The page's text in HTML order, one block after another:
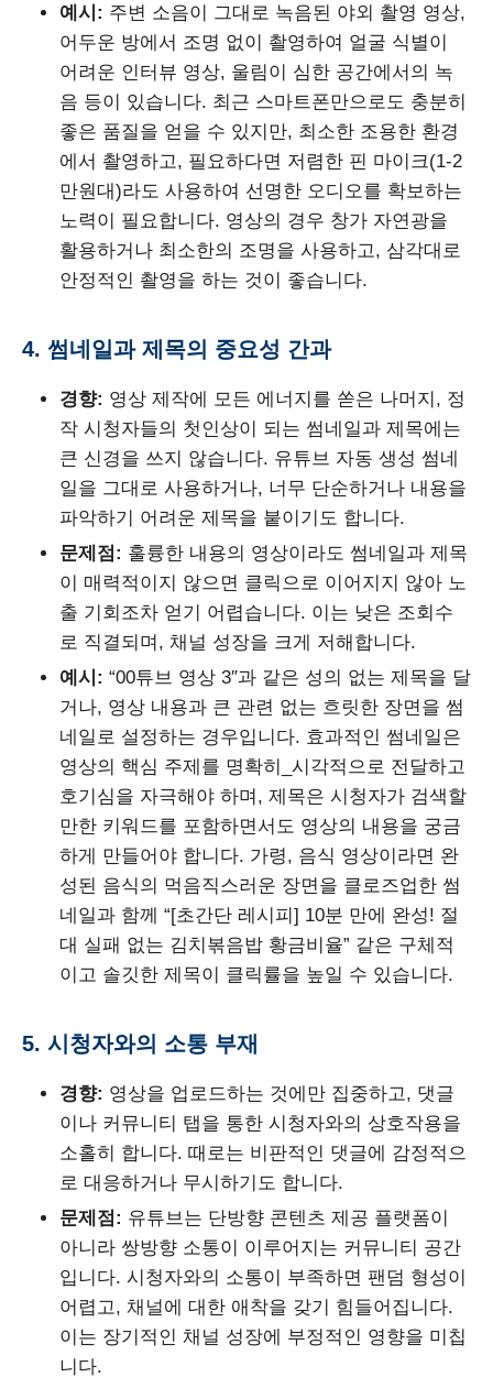
예시: 주변 소음이 그대로 녹음된 야외 촬영 영상,
어두운 방에서 조명 없이 촬영하여 얼굴 식별이
어려운 인터뷰 영상, 울림이 심한 공간에서의 녹
음 등이 있습니다. 최근 스마트폰만으로도 충분히
좋은 품질을 얻을 수 있지만, 최소한 조용한 환경
에서 촬영하고, 필요하다면 저렴한 핀 마이크(1-2
만원대)라도 사용하여 선명한 오디오를 확보하는
노력이 필요합니다. 영상의 경우 창가 자연광을
활용하거나 최소한의 조명을 사용하고, 삼각대로
안정적인 촬영을 하는 것이 좋습니다.
4. 썸네일과 제목의 중요성 간과
경향: 영상 제작에 모든 에너지를 쏟은 나머지, 정
작 시청자들의 첫인상이 되는 썸네일과 제목에는
큰 신경을 쓰지 않습니다. 유튜브 자동 생성 썸네
일을 그대로 사용하거나, 너무 단순하거나 내용을
파악하기 어려운 제목을 붙이기도 합니다.
문제점: 훌륭한 내용의 영상이라도 썸네일과 제목
이 매력적이지 않으면 클릭으로 이어지지 않아 노
출 기회조차 얻기 어렵습니다. 이는 낮은 조회수
로 직결되며, 채널 성장을 크게 저해합니다.
예시: “00튜브 영상 3″과 같은 성의 없는 제목을 달
거나, 영상 내용과 큰 관련 없는 흐릿한 장면을 썸
네일로 설정하는 경우입니다. 효과적인 썸네일은
영상의 핵심 주제를 명확히_시각적으로 전달하고
호기심을 자극해야 하며, 제목은 시청자가 검색할
만한 키워드를 포함하면서도 영상의 내용을 궁금
하게 만들어야 합니다. 가령, 음식 영상이라면 완
성된 음식의 먹음직스러운 장면을 클로즈업한 썸
네일과 함께 “[초간단 레시피] 10분 만에 완성! 절
대 실패 없는 김치볶음밥 황금비율” 같은 구체적
이고 솔깃한 제목이 클릭률을 높일 수 있습니다.
5. 시청자와의 소통 부재
경향: 영상을 업로드하는 것에만 집중하고, 댓글
이나 커뮤니티 탭을 통한 시청자와의 상호작용을
소홀히 합니다. 때로는 비판적인 댓글에 감정적으
로 대응하거나 무시하기도 합니다.
문제점: 유튜브는 단방향 콘텐츠 제공 플랫폼이
아니라 쌍방향 소통이 이루어지는 커뮤니티 공간
입니다. 시청자와의 소통이 부족하면 팬덤 형성이
어렵고, 채널에 대한 애착을 갖기 힘들어집니다.
이는 장기적인 채널 성장에 부정적인 영향을 미칩
니다.